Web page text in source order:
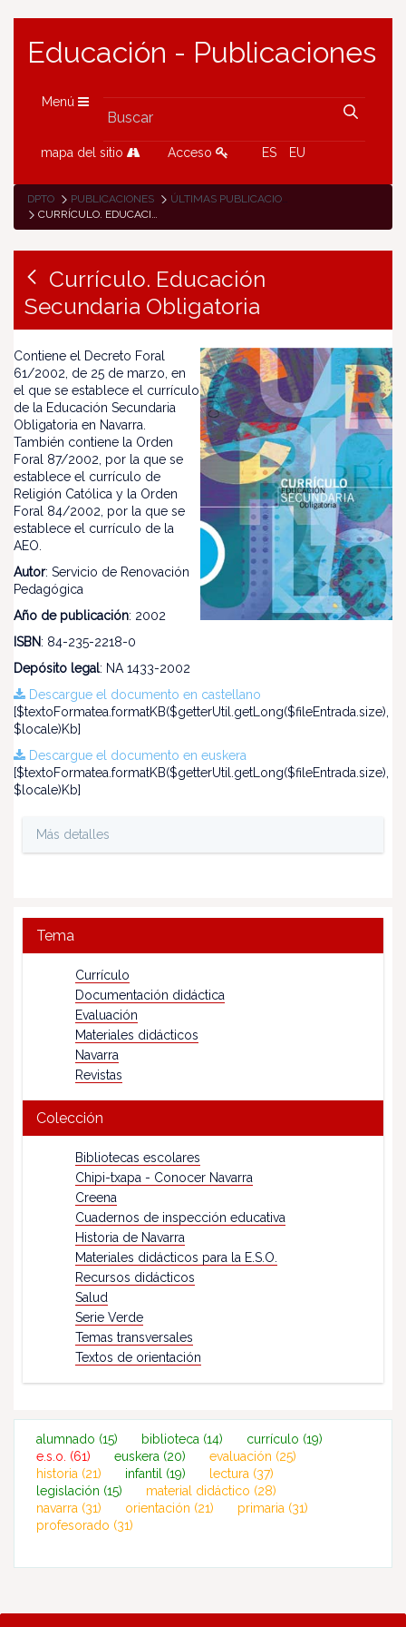
Educación - Publicaciones
Menú
mapa del sitio Acceso ES EU
DPTO PUBLICACIONES
ÚLTIMAS PUBLICACIONES
CURRÍCULO. EDUCACIÓN SECUNDARIA OBLIGATORIA
Currículo. Educación
Secundaria Obligatoria
Contiene el Decreto Foral
61/2002, de 25 de marzo, en
el que se establece el currículo
de la Educación Secundaria
Obligatoria en Navarra.
También contiene la Orden
Foral 87/2002, por la que se
establece el currículo de
Religión Católica y la Orden
Foral 84/2002, por la que se
establece el currículo de la
AEO.
Autor: Servicio de Renovación
Pedagógica
Año de publicación: 2002
ISBN: 84-235-2218-0
Depósito legal: NA 1433-2002
Descargue el documento en castellano
[$textoFormatea.formatKB($getterUtil.getLong($fileEntrada.size),
$locale)Kb]
Descargue el documento en euskera
[$textoFormatea.formatKB($getterUtil.getLong($fileEntrada.size),
$locale)Kb]
Más detalles
Tema
Currículo
Documentación didáctica
Evaluación
Materiales didácticos
Navarra
Revistas
Colección
Bibliotecas escolares
Chipi-txapa - Conocer Navarra
Creena
Cuadernos de inspección educativa
Historia de Navarra
Materiales didácticos para la E.S.O.
Recursos didácticos
Salud
Serie Verde
Temas transversales
Textos de orientación
alumnado (15) biblioteca (14) currículo (19)
e.s.o. (61) euskera (20) evaluación (25)
historia (21) infantil (19) lectura (37)
legislación (15) material didáctico (28)
navarra (31) orientación (21) primaria (31)
profesorado (31)